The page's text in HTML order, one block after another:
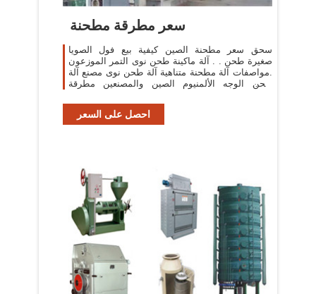
سعر مطرقة مطحنة
سحق سعر مطحنة الصين كيفية بيع فول الصويا
صغيرة طحن . . آلة ماكينة طحن نوى التمر الموزعون
.مواصفات آلة مطحنة متناهية آلة طحن نوى مصنع آلة
طحن الوجه الألمنيوم الصين والمصنعين مطرقة
احصل على السعر